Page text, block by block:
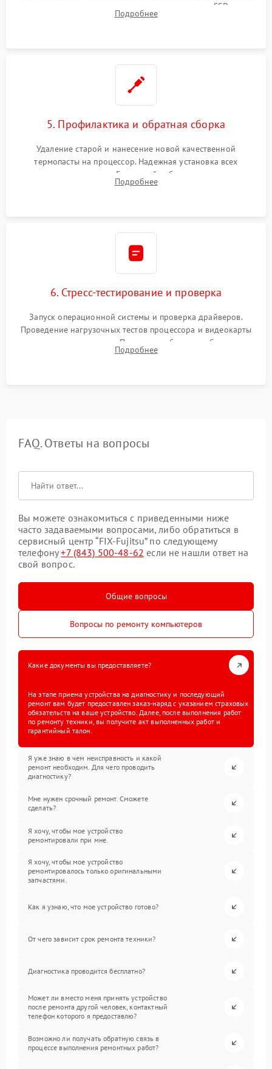
видеокарты, процессора или установка нового SSD для
восстановления и повышения скорости работы системы.
Подробнее
5. Профилактика и обратная сборка
Удаление старой и нанесение новой качественной
термопасты на процессор. Надежная установка всех
комплектующих в слоты. Грамотный кабель-менеджмент для
обеспечения правильной циркуляции воздуха внутри
Подробнее
6. Стресс-тестирование и проверка
Запуск операционной системы и проверка драйверов.
Проведение нагрузочных тестов процессора и видеокарты
для контроля температур. Проверка работоспособности всех
USB-портов, аудиовыходов и сетевого подключения.
Подробнее
FAQ. Ответы на вопросы
Вы можете ознакомиться с приведенными ниже
часто задаваемыми вопросами, либо обратиться в
сервисный центр “FIX-Fujitsu” по следующему
телефону+7 (843) 500-48-62 если не нашли ответ на
свой вопрос.
Общие вопросы
Вопросы по ремонту компьютеров
Какие документы вы предоставляете?
На этапе приема устройства на диагностику и последующий
ремонт вам будет предоставлен заказ-наряд с указанием страховых
обязательств на ваше устройство. Далее, после выполнения работ
по ремонту техники, вы получите акт выполненных работ и
гарантийный талон.
Я уже знаю в чем неисправность и какой
ремонт необходим. Для чего проводить
диагностику?
Мне нужен срочный ремонт. Сможете
сделать?
Я хочу, чтобы мое устройство
ремонтировали при мне.
Я хочу, чтобы мое устройство
ремонтировалось только оригинальными
запчастями.
Как я узнаю, что мое устройство готово?
От чего зависит срок ремонта техники?
Диагностика проводится бесплатно?
Может ли вместо меня принять устройство
после ремонта другой человек, контактный
телефон которого я предоставлю?
Возможно ли получать обратную связь в
процессе выполнения ремонтных работ?